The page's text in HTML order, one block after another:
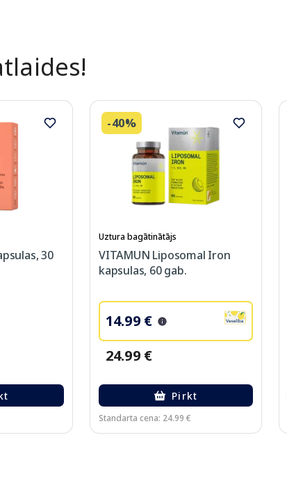
30
-40%
Uztura bagātinātājs
VITAMUN Liposomal Iron
kapsulas, 60 gab.
14.99 €
24.99 €
Pirkt
Standarta cena: 24.99 €